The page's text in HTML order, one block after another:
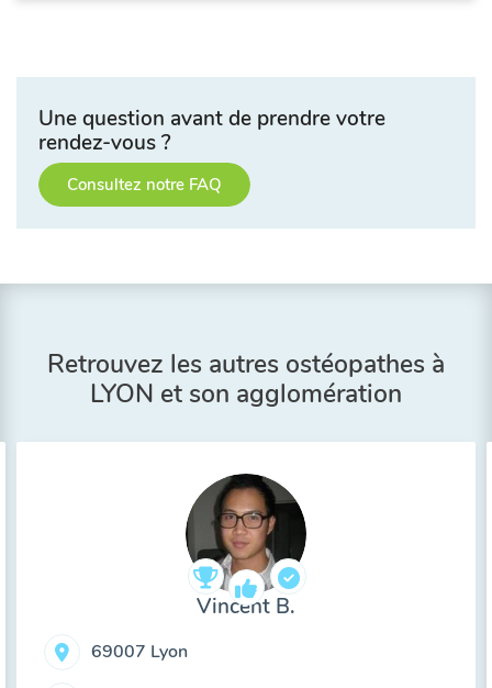
Une question avant de prendre votre
rendez-vous ?
Consultez notre FAQ
Retrouvez les autres ostéopathes à
LYON et son agglomération
Vincent B.
69007 Lyon